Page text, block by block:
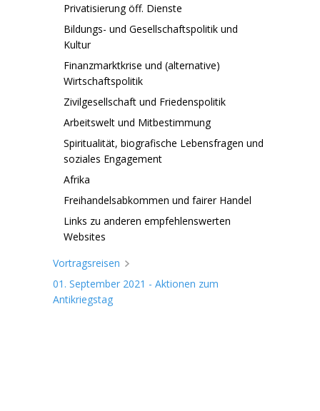
Privatisierung öff. Dienste
Bildungs- und Gesellschaftspolitik und
Kultur
Finanzmarktkrise und (alternative)
Wirtschaftspolitik
Zivilgesellschaft und Friedenspolitik
Arbeitswelt und Mitbestimmung
Spiritualität, biografische Lebensfragen und
soziales Engagement
Afrika
Freihandelsabkommen und fairer Handel
Links zu anderen empfehlenswerten
Websites
Vortragsreisen
01. September 2021 - Aktionen zum
Antikriegstag